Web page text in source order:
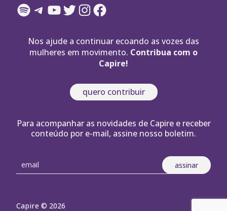
Spotify
Telegram
YouTube
Twitter
Instagram
Facebook
Nos ajude a continuar ecoando as vozes das
mulheres em movimento. Contribua com o
Capire!
quero contribuir
Para acompanhar as novidades de Capire e receber
conteúdo por e-mail, assine nosso boletim.
Capire © 2026